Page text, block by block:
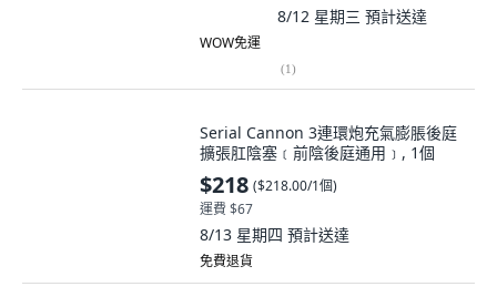
8/12 星期三 預計送達
WOW免運
(1)
Serial Cannon 3連環炮充氣膨脹後庭
擴張肛陰塞﹝前陰後庭通用﹞, 1個
$218 ($218.00/1個)
運費 $67
8/13 星期四 預計送達
免費退貨